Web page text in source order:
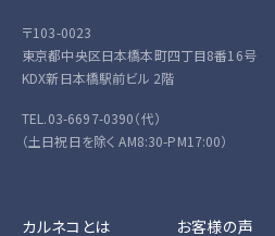
〒103-0023
東京都中央区日本橋本町四丁目8番16号
KDX新日本橋駅前ビル 2階
TEL.03-6697-0390（代）
（土日祝日を除く AM8:30-PM17:00）
カルネコとは
お客様の声